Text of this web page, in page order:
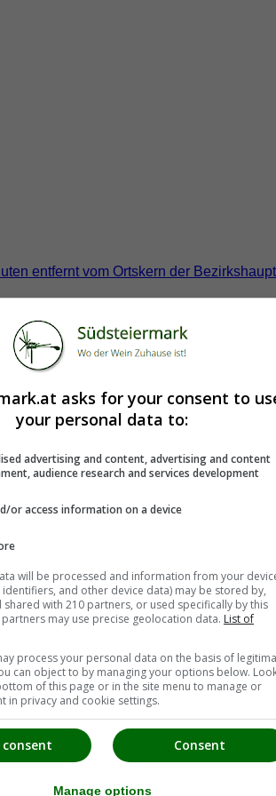
entfernt vom Ortskern der
asks for your consent to
your personal data to:
advertising and content, advertising and content
audience research and services development
or access information on a device
will be processed and information from your
and other device data) may be stored by,
shared with 210 partners, or used specifically by this
may use precise geolocation data. List of
process your personal data on the basis of
can object to by managing your options below.
of this page or in the site menu to manage or
in privacy and cookie settings.
Consent
Manage options